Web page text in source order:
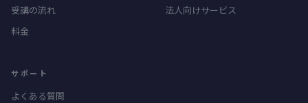
受講の流れ
料金
法人向けサービス
サポート
よくある質問